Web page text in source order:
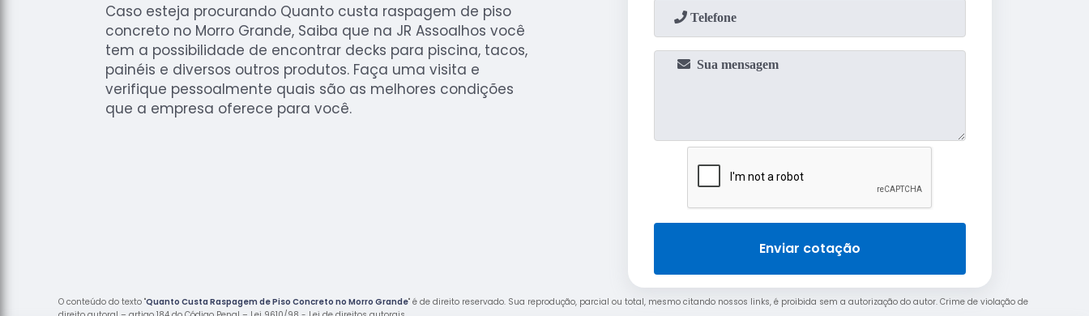
Caso esteja procurando Quanto custa raspagem de piso
concreto no Morro Grande, Saiba que na JR Assoalhos você
tem a possibilidade de encontrar decks para piscina, tacos,
painéis e diversos outros produtos. Faça uma visita e
verifique pessoalmente quais são as melhores condições
que a empresa oferece para você.
Enviar cotação
O conteúdo do texto "Quanto Custa Raspagem de Piso Concreto no Morro Grande" é de direito reservado. Sua reprodução, parcial ou total, mesmo citando nossos links, é proibida sem a autorização do autor. Crime de violação de